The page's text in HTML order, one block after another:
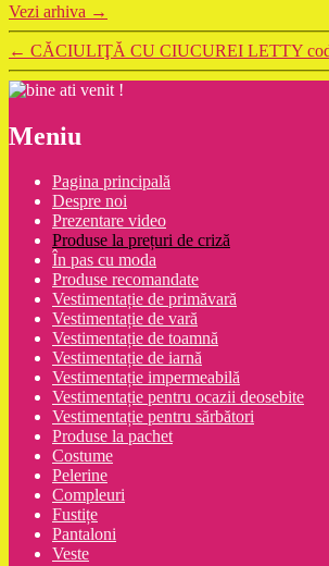
Vezi arhiva →
← CĂCIULIŢĂ CU CIUCUREI LETTY
Meniu
Pagina principală
Despre noi
Prezentare video
Produse la prețuri de criză
În pas cu moda
Produse recomandate
Vestimentație de primăvară
Vestimentație de vară
Vestimentație de toamnă
Vestimentație de iarnă
Vestimentație impermeabilă
Vestimentație pentru ocazii deosebite
Vestimentație pentru sărbători
Produse la pachet
Costume
Pelerine
Compleuri
Fustițe
Pantaloni
Veste